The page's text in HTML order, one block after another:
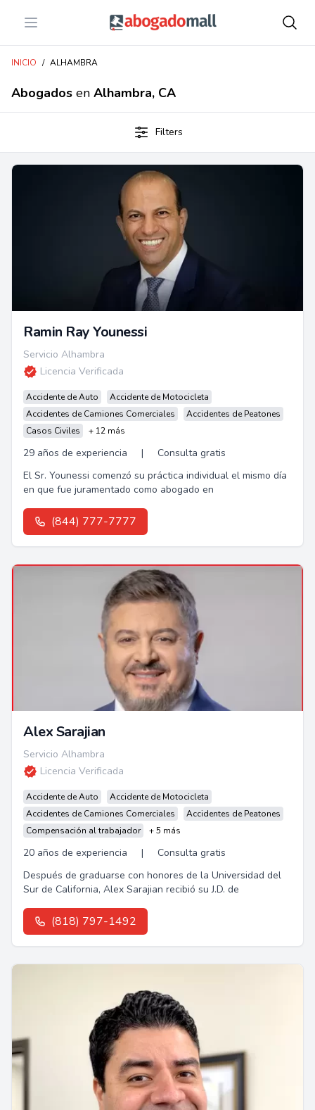
Open menu Abogadomall
INICIO / ALHAMBRA
Abogados en Alhambra, CA
Filters
Ramin Ray Younessi
Servicio Alhambra
Licencia Verificada
Accidente de Auto
Accidente de Motocicleta
Accidentes de Camiones Comerciales
Accidentes de Peatones
Casos Civiles
+ 12 más
29 años de experiencia |
Consulta gratis
El Sr. Younessi comenzó su práctica individual el mismo día
en que fue juramentado como abogado en
(844) 777-7777
Alex Sarajian
Servicio Alhambra
Licencia Verificada
Accidente de Auto
Accidente de Motocicleta
Accidentes de Camiones Comerciales
Accidentes de Peatones
Compensación al trabajador
+ 5 más
20 años de experiencia |
Consulta gratis
Después de graduarse con honores de la Universidad del
Sur de California, Alex Sarajian recibió su J.D. de
(818) 797-1492